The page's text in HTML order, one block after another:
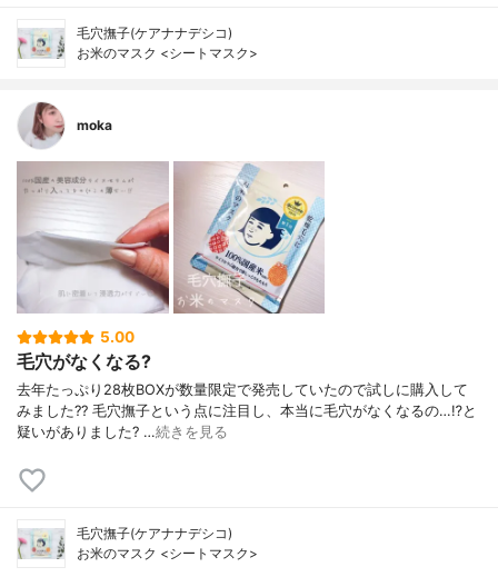
毛穴撫子(ケアナナデシコ)
お米のマスク <シートマスク>
moka
5.00
毛穴がなくなる?
去年たっぷり28枚BOXが数量限定で発売していたので試しに購入して
みました?? 毛穴撫子という点に注目し、本当に毛穴がなくなるの…⁉︎と
疑いがありました? …続きを見る
毛穴撫子(ケアナナデシコ)
お米のマスク <シートマスク>